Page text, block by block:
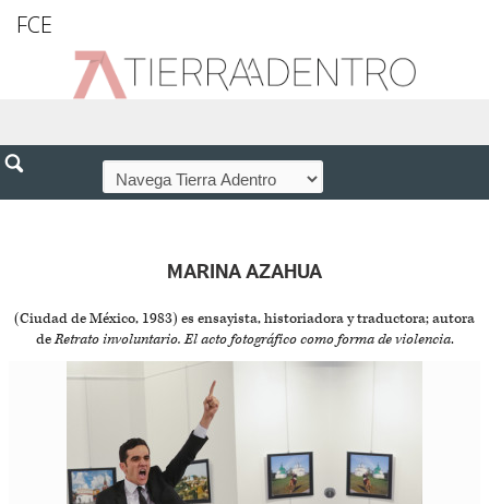
FCE
MARINA AZAHUA
(Ciudad de México, 1983) es ensayista, historiadora y traductora; autora
deRetrato involuntario. El acto fotográfico como forma de violencia.